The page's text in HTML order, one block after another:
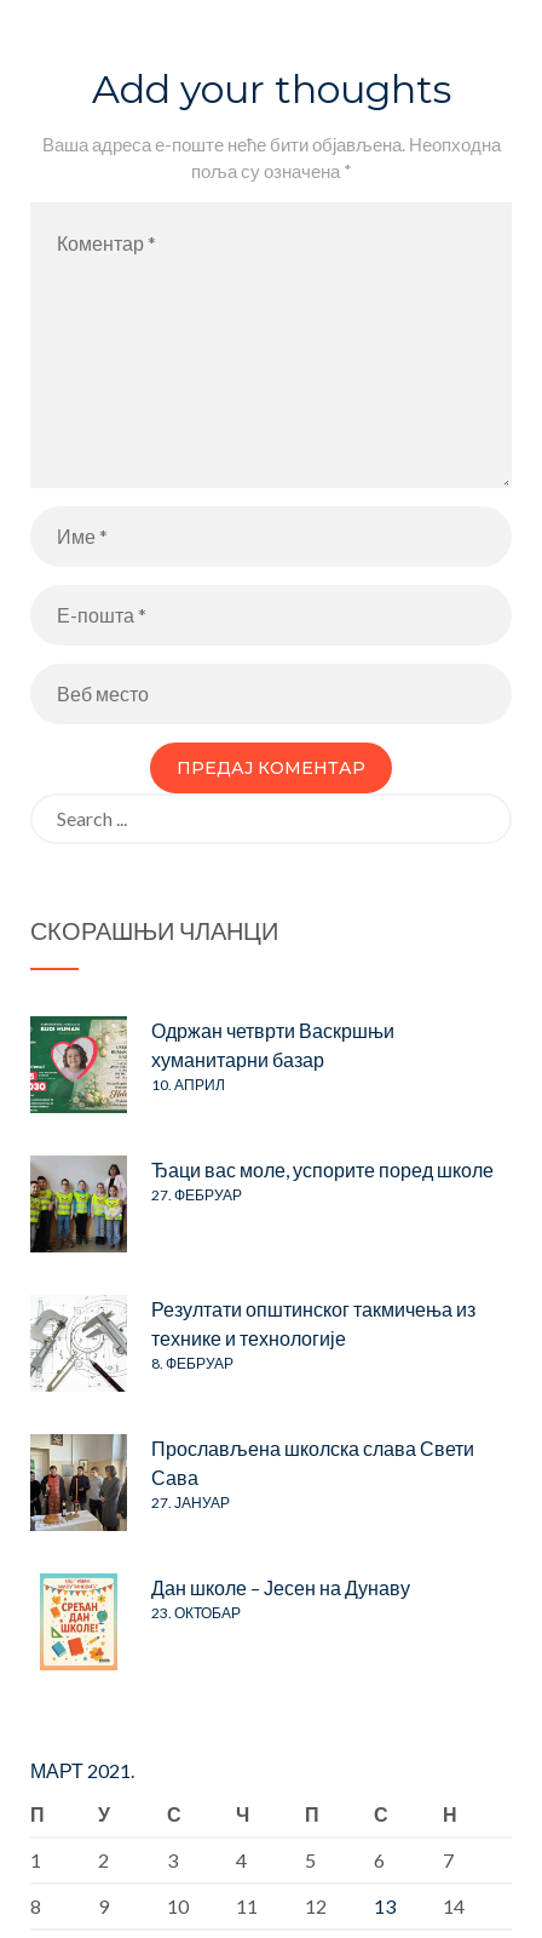
еУписом у
ОШ за
школску
а
Add your thoughts
Ваша адреса е-поште неће бити објављена. Неопходна
поља су означена *
СКОРАШЊИ ЧЛАНЦИ
Одржан четврти Васкршњи
хуманитарни базар
10. АПРИЛ
Ђаци вас моле, успорите поред школе
27. ФЕБРУАР
Резултати општинског такмичења из
технике и технологије
8. ФЕБРУАР
Прослављена школска слава Свети
Сава
27. ЈАНУАР
Дан школе – Јесен на Дунаву
23. ОКТОБАР
МАРТ 2021.
П
У С Ч П С
Н
1
2 3 4 5 6
7
8
9 10 11 12 13
14